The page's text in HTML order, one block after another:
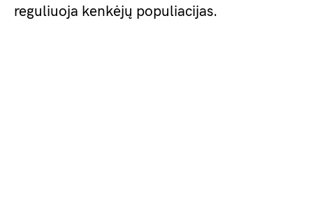
reguliuoja kenkėjų populiacijas.